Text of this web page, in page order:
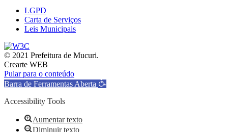
LGPD
Carta de Serviços
Leis Municipais
© 2021 Prefeitura de Mucuri.
Crearte WEB
Pular para o conteúdo
Barra de Ferramentas Aberta
Accessibility Tools
Aumentar texto
Diminuir texto